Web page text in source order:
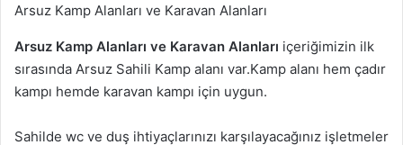
Arsuz Kamp Alanları ve Karavan Alanları
Arsuz Kamp Alanları ve Karavan Alanları içeriğimizin ilk
sırasında Arsuz Sahili Kamp alanı var.Kamp alanı hem çadır
kampı hemde karavan kampı için uygun.
Sahilde wc ve duş ihtiyaçlarınızı karşılayacağınız işletmeler